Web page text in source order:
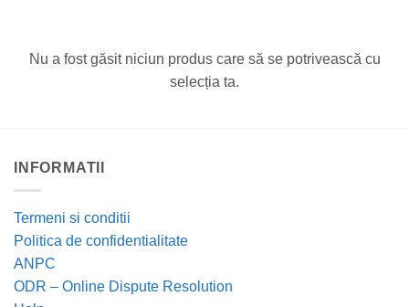
Nu a fost găsit niciun produs care să se potrivească cu
selecția ta.
INFORMATII
Termeni si conditii
Politica de confidentialitate
ANPC
ODR – Online Dispute Resolution